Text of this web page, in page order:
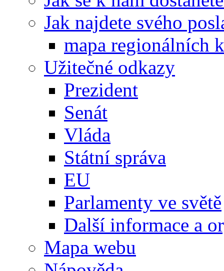
Jak najdete svého
mapa regionálních
Užitečné odkazy
Prezident
Senát
Vláda
Státní správa
EU
Parlamenty ve světě
Další informace a
Mapa webu